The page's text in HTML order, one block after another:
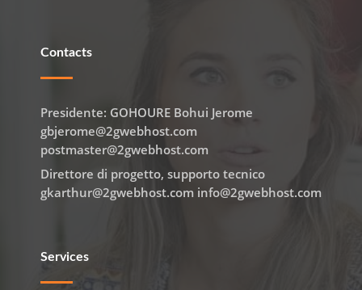
Contacts
Presidente: GOHOURE Bohui Jerome
gbjerome@2gwebhost.com
postmaster@2gwebhost.com
Direttore di progetto, supporto tecnico
gkarthur@2gwebhost.com info@2gwebhost.com
Services